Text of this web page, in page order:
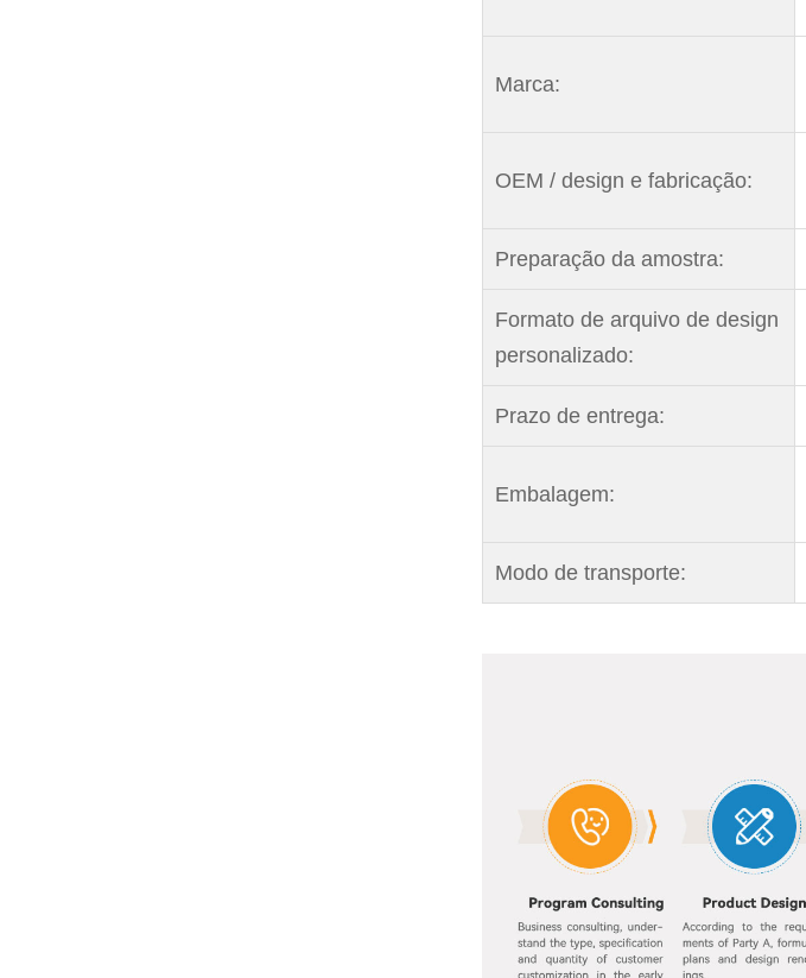
Marca:
OEM / design e fabricação:
Preparação da amostra:
Formato de arquivo de design
personalizado:
Prazo de entrega:
Embalagem:
Modo de transporte: